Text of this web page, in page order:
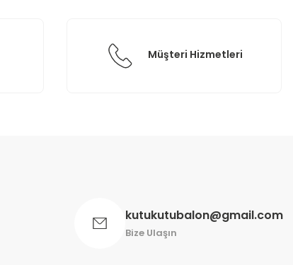
Müşteri Hizmetleri
kutukutubalon@gmail.com
Bize Ulaşın